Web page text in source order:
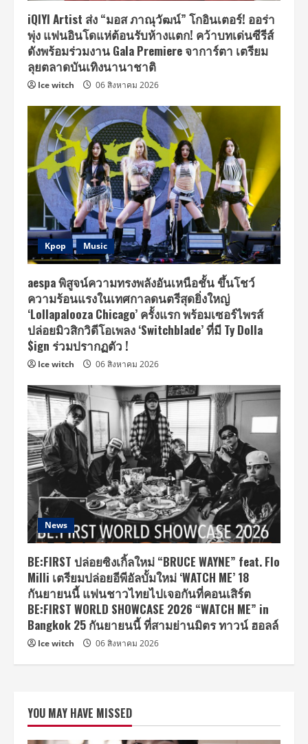
iQIYI Artist ส่ง “มอส ภาณุวัฒน์” โกอินเตอร์! ออร่า
พุ่ง แฟนอินโดแห่ต้อนรับห้างแตก! คว้าบทเด่นซีรีส์
ดังพร้อมร่วมงาน Gala Premiere จาการ์ตา เตรียม
ลุยตลาดบันเทิงนานาชาติ
Ice witch 06 สิงหาคม 2026
Kpop Music
aespa พิสูจน์ความทรงพลังอันเหนือชั้น ขึ้นโชว์
ความร้อนแรงในเทศกาลดนตรีสุดยิ่งใหญ่
‘Lollapalooza Chicago’ ครั้งแรก พร้อมเซอร์ไพรส์
ปล่อยมิวสิกวิดีโอเพลง ‘Switchblade’ ที่มี Ty Dolla
$ign ร่วมปรากฏตัว !
Ice witch 06 สิงหาคม 2026
News
BE:FIRST ปล่อยซิงเกิ้ลใหม่ “BRUCE WAYNE” feat. Flo
Milli เตรียมปล่อยอีพีอัลบั้มใหม่ ‘WATCH ME’ 18
กันยายนนี้ แฟนชาวไทยไปเจอกันที่คอนเสิร์ต
BE:FIRST WORLD SHOWCASE 2026 “WATCH ME” in
Bangkok 25 กันยายนนี้ ที่สามย่านมิตร ทาวน์ ฮอลล์
Ice witch 06 สิงหาคม 2026
YOU MAY HAVE MISSED